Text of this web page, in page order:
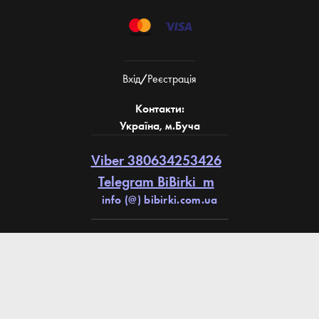
Вхiд/Реєстрація
Контакти:
Україна, м.Буча
Viber 380634253426
Telegram BiBirki_m
info (@) bibirki.com.ua